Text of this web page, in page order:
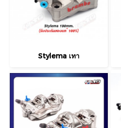
Stylema เทา